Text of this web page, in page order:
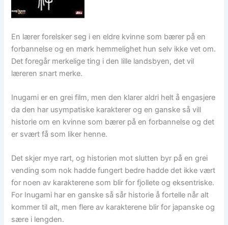
En lærer forelsker seg i en eldre kvinne som bærer på en
forbannelse og en mørk hemmelighet hun selv ikke vet om.
Det foregår merkelige ting i den lille landsbyen, det vil
læreren snart merke.
Inugami er en grei film, men den klarer aldri helt å engasjere
da den har usympatiske karakterer og en ganske så vill
historie om en kvinne som bærer på en forbannelse og det
er svært få som liker henne.
Det skjer mye rart, og historien mot slutten byr på en grei
vending som nok hadde fungert bedre hadde det ikke vært
for noen av karakterene som blir for fjollete og eksentriske.
For Inugami har en ganske så sår historie å fortelle når alt
kommer til alt, men flere av karakterene blir for japanske og
sære i lengden.